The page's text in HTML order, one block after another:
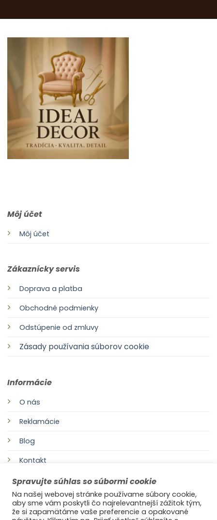
Môj účet
Môj účet
Zákaznícky servis
Doprava a platba
Obchodné podmienky
Odstúpenie od zmluvy
Zásady používania súborov cookie
Informácie
O nás
Reklamácie
Blog
Kontakt
Spravujte súhlas so súbormi cookie
Na našej webovej stránke používame súbory cookie,
aby sme vám poskytli čo najrelevantnejší zážitok tým,
že si zapamätáme vaše preferencie a opakované